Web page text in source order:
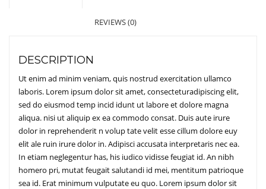
REVIEWS (0)
DESCRIPTION
Ut enim ad minim veniam, quis nostrud exercitation ullamco
laboris. Lorem ipsum dolor sit amet, consecteturadipiscing elit,
sed do eiusmod temp incid idunt ut labore et dolore magna
aliqua. nisi ut aliquip ex ea commodo consat. Duis aute irure
dolor in reprehenderit n volup tate velit esse cillum dolore euy
elit ale ruin irure dolor in. Adipisci accusata interpretaris nec ea.
In etiam neglegentur has, his iudico vidisse feugiat id. An nibh
homero pri, mutat feugait salutandi id mei, mentitum patrioque
sea id. Erat minimum vulputate eu quo. Lorem ipsum dolor sit